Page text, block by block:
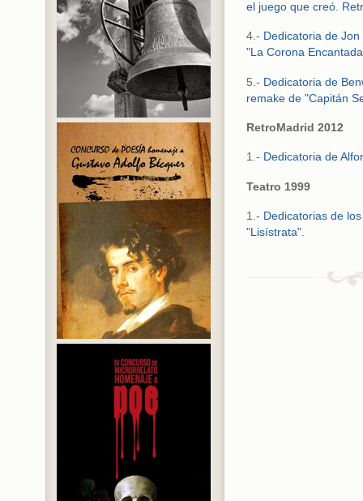
el juego que creó.
4.- Dedicatoria de
"La Corona
5.- Dedicatoria de
remake de "Capitán
RetroMadrid 2012
1.- Dedicatoria de
Teatro 1999
1.- Dedicatorias de
"Lisístrata".